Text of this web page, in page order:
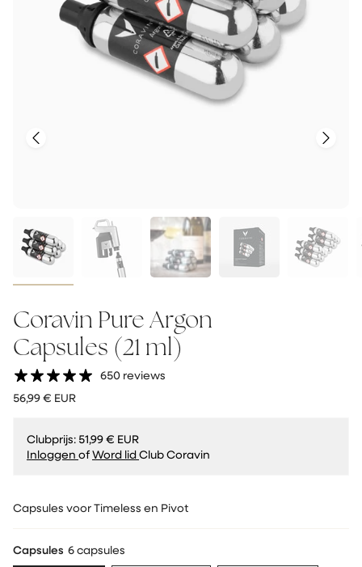
Vorige
Coravin Pure Argon
Capsules (21 ml)
650 reviews
Regular
56,99 € EUR
Clubprijs: 51,99 € EUR
Inloggen ofWord lidClub Coravin
Capsules voor Timeless en Pivot
Capsules 6 capsules